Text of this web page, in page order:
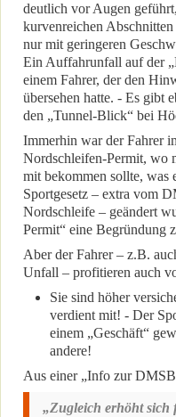
deutlich vor Augen
kurvenreichen
nur mit geringeren
Ein Auffahrunfall auf der
einem Fahrer, der den
übersehen hatte. - Es gibt
den „Tunnel-Blick“ bei
Immerhin war der Fahrer
Nordschleifen-Permit, wo
mit bekommen sollte, was
Sportgesetz – extra vom
Nordschleife – geändert
Permit“ eine Begründung
Aber der Fahrer – z.B.
Unfall – profitieren auch
Sie sind höher
verdient mit! - Der
einem „Geschäft“
andere!
Aus einer „Info zur
„Zugleich erhöht